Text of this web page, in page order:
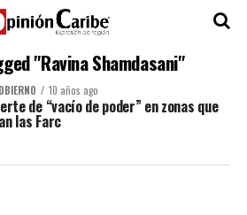
"Ravina Shamdasani"
10 años ago
de “vacío de poder” en zonas que
las Farc